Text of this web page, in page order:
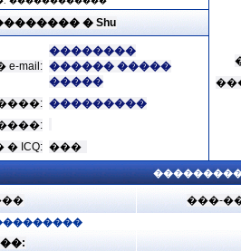
� Shu
mail:
��������
������ �����
�����
���������
ICQ: ���
���-